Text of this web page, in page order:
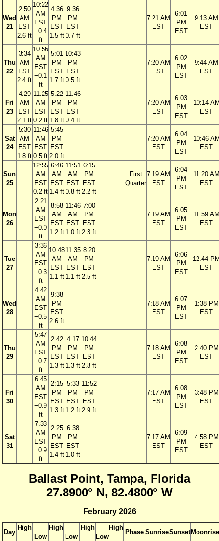
Wed
21
2:50
AM
EST
2.6 ft
10:22
AM
EST
−0.4
ft
4:36
PM
EST
1.5 ft
9:36
PM
EST
0.7 ft
7:21 AM
EST
6:01
PM
EST
9:13 AM
EST
Thu
22
3:34
AM
EST
2.4 ft
10:56
AM
EST
−0.1
ft
5:01
PM
EST
1.7 ft
10:43
PM
EST
0.5 ft
7:20 AM
EST
6:02
PM
EST
9:44 AM
EST
Fri
23
4:29
AM
EST
2.1 ft
11:25
AM
EST
0.2 ft
5:22
PM
EST
1.8 ft
11:46
PM
EST
0.4 ft
7:20 AM
EST
6:03
PM
EST
10:14
EST
Sat
24
5:30
AM
EST
1.8 ft
11:46
AM
EST
0.5 ft
5:45
PM
EST
2.0 ft
7:20 AM
EST
6:04
PM
EST
10:46
EST
Sun
25
12:55
AM
EST
0.2 ft
6:46
AM
EST
1.4 ft
11:51
AM
EST
0.8 ft
6:15
PM
EST
2.2 ft
First
Quarter
7:19 AM
EST
6:04
PM
EST
11:20 AM
EST
Mon
26
2:21
AM
EST
−0.0
ft
8:58
AM
EST
1.2 ft
11:46
AM
EST
1.0 ft
7:00
PM
EST
2.3 ft
7:19 AM
EST
6:05
PM
EST
11:59 AM
EST
Tue
27
3:36
AM
EST
−0.3
ft
10:48
AM
EST
1.1 ft
11:35
AM
EST
1.1 ft
8:20
PM
EST
2.5 ft
7:19 AM
EST
6:06
PM
EST
12:44
EST
Wed
28
4:42
AM
EST
−0.5
ft
9:38
PM
EST
2.6 ft
7:18 AM
EST
6:07
PM
EST
1:38 PM
EST
Thu
29
5:47
AM
EST
−0.7
ft
2:42
PM
EST
1.3 ft
4:17
PM
EST
1.3 ft
10:44
PM
EST
2.8 ft
7:18 AM
EST
6:08
PM
EST
2:40 PM
EST
Fri
30
6:45
AM
EST
−0.9
ft
2:15
PM
EST
1.3 ft
5:33
PM
EST
1.2 ft
11:52
PM
EST
2.9 ft
7:17 AM
EST
6:08
PM
EST
3:48 PM
EST
Sat
31
7:33
AM
EST
−0.9
ft
2:25
PM
EST
1.4 ft
6:38
PM
EST
1.0 ft
7:17 AM
EST
6:09
PM
EST
4:58 PM
EST
Ballast Point, Tampa, Florida
27.8900° N, 82.4800° W
February 2026
Day
High
Low
High
Low
High
Low
High
Phase SunriseSunset Moonrise